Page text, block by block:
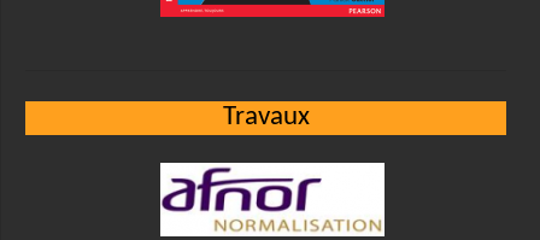
Travaux